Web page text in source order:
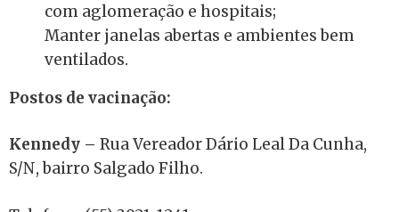
com aglomeração e hospitais;
Manter janelas abertas e ambientes bem
ventilados.
Postos de vacinação:
Kennedy – Rua Vereador Dário Leal Da Cunha,
S/N, bairro Salgado Filho.